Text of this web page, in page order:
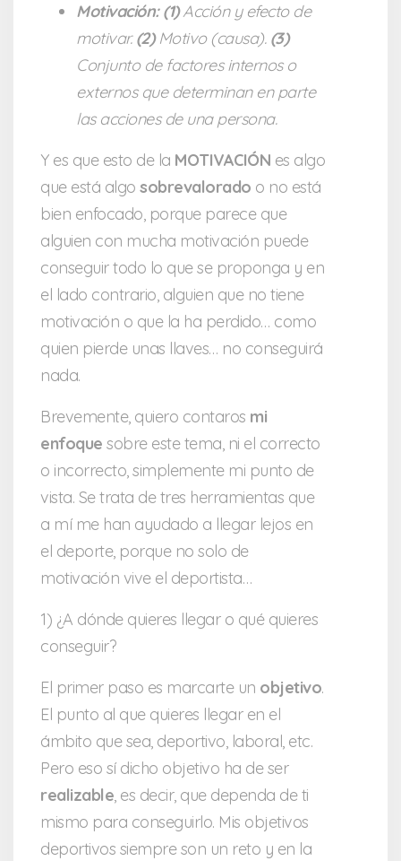
Motivación: (1)Acción y efecto de
motivar.(2)Motivo (causa). (3)
Conjunto de factores internos o
externos que determinan en parte
las acciones de una persona.
Y es que esto de la MOTIVACIÓN es algo
que está algo sobrevalorado o no está
bien enfocado, porque parece que
alguien con mucha motivación puede
conseguir todo lo que se proponga y en
el lado contrario, alguien que no tiene
motivación o que la ha perdido… como
quien pierde unas llaves… no conseguirá
nada.
Brevemente, quiero contaros mi
enfoque sobre este tema, ni el correcto
o incorrecto, simplemente mi punto de
vista. Se trata de tres herramientas que
a mí me han ayudado a llegar lejos en
el deporte, porque no solo de
motivación vive el deportista…
1) ¿A dónde quieres llegar o qué quieres
conseguir?
El primer paso es marcarte un objetivo.
El punto al que quieres llegar en el
ámbito que sea, deportivo, laboral, etc.
Pero eso sí dicho objetivo ha de ser
realizable, es decir, que dependa de ti
mismo para conseguirlo. Mis objetivos
deportivos siempre son un reto y en la